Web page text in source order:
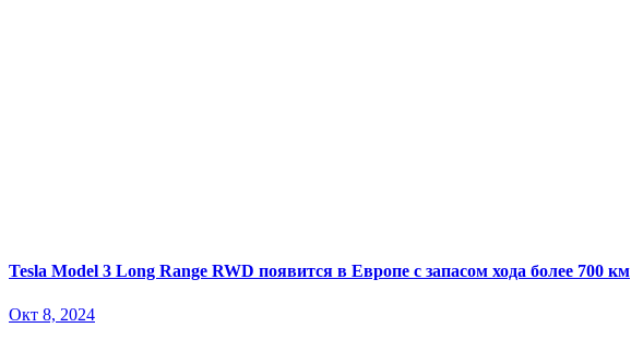
Tesla Model 3 Long Range RWD появится в Европе с запасом хода более 700 км
Окт 8, 2024